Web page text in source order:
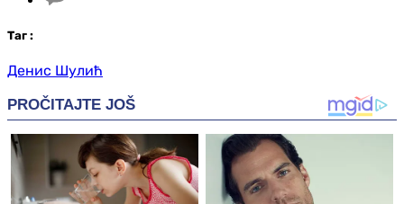
Таг :
Денис Шулић